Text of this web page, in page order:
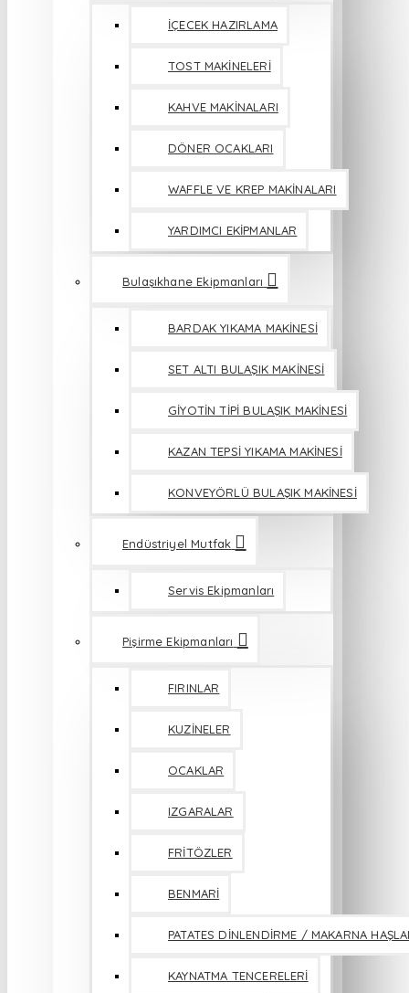
İÇECEK HAZIRLAMA
TOST MAKİNELERİ
KAHVE MAKİNALARI
DÖNER OCAKLARI
WAFFLE VE KREP MAKİNALARI
YARDIMCI EKİPMANLAR
Bulaşıkhane Ekipmanları
BARDAK YIKAMA MAKİNESİ
SET ALTI BULAŞIK MAKİNESİ
GİYOTİN TİPİ BULAŞIK MAKİNESİ
KAZAN TEPSİ YIKAMA MAKİNESİ
KONVEYÖRLÜ BULAŞIK MAKİNESİ
Endüstriyel Mutfak
Servis Ekipmanları
Pişirme Ekipmanları
FIRINLAR
KUZİNELER
OCAKLAR
IZGARALAR
FRİTÖZLER
BENMARİ
PATATES DİNLENDİRME / MAKARNA
KAYNATMA TENCERELERİ